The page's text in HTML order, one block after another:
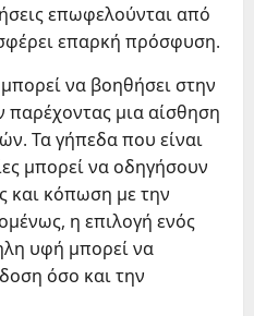
επωφελούνται από
επαρκή πρόσφυση.
να βοηθήσει στην
μια αίσθηση
Τα γήπεδα που είναι
μπορεί να οδηγήσουν
και κόπωση με την
η επιλογή ενός
υφή μπορεί να
όσο και την